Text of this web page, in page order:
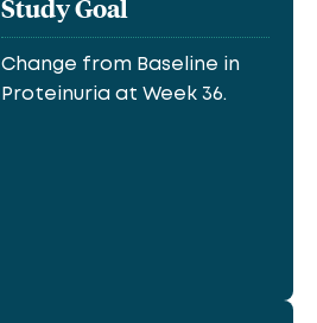
Study Goal
Change from Baseline in
Proteinuria at Week 36.